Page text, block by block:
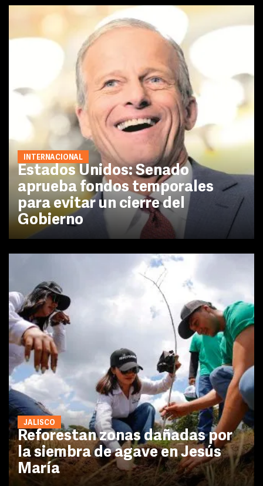
INTERNACIONAL
Estados Unidos: Senado
aprueba fondos temporales
para evitar un cierre del
Gobierno
JALISCO
Reforestan zonas dañadas por
la siembra de agave en Jesús
María